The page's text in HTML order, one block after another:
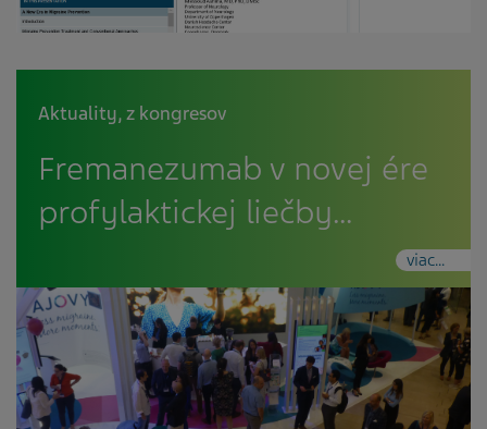
Aktuality,z kongresov
Fremanezumab v novej ére
profylaktickej liečby…
viac...